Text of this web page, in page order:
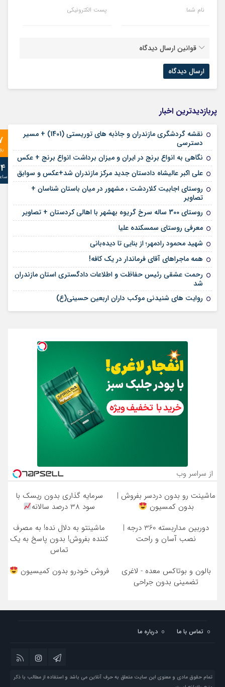
نام شما پست الکترونیکی
قوانین ارسال دیدگاه
پربازدیدترین اخبار
نقشه گردشگری مازندران و جاذبه های توریستی (1401) + مسیر
دسترسی
نگاهی به انواع برنج در ایران و میزان برداشت انواع برنج + عکس
علی‌ اکبر عالیشاه دادستان جدید مرکز مازندران شد+عکس و سوابق
روستای اجابیت کلاردشت ، مشهور در میان باستان شناسان +
تصاویر
روستای 300 ساله سرخ ‌گریوه بهشهر با اهالی کردستان + تصاویر
معرفی روستای سمسکنده علیا
شهید محمود رادمهر؛ از بنایی تا دیده‌بانی
همه ماجراهای آقای فرماندار در یک کافه!
رحمت عشقی رئیس حفاظت و اطلاعات دادگستری استان مازندران
شد
روایت های شنیدنی موکب داران اربعین حسینی(ع)
از سراسر وب
ماشینت رو بدون دردسر بفروش |
بدون کمسیون
سرمایه گذاری بدون ریسک با
سود 38 درصد سالانه
دوربین مداربسته 360 درجه |
نصب آسان و راحت
ماشینتو به دلال نده! به مصرف
کننده بفروش! بدون پاسخ به یک
تماس
بالون و بوتاکس معده - لاغری
تضمینی بدون جراحی
فروش خودرو بدون کمیسیون
تماس با ما درباره ما
تمام حقوق مادی و معنوی این سایت متعلق به حرف آنلاین می باشد و استفاده از مطالب با ذکر